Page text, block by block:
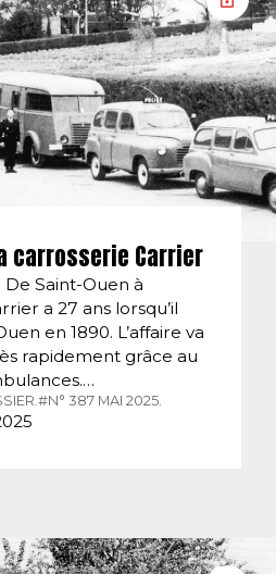
carrosserie Carrier
Saint-Ouen à
a 27 ans lorsqu’il
en 1890. L’affaire va
rapidement grâce au
#N° 387 MAI 2025.